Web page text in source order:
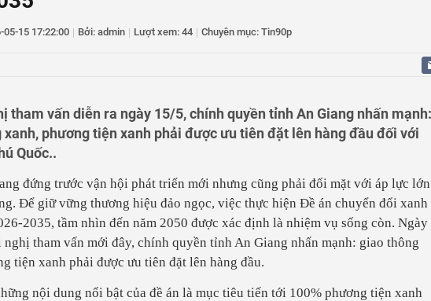
điều kiện
15 17:22:00 | Bởi: admin | Lượt xem: 44 | Chuyên mục: Tin90p
tham vấn diễn ra ngày 15/5, chính quyền tỉnh An Giang nhấn mạnh:
xanh, phương tiện xanh phải được ưu tiên đặt lên hàng đầu đối với
Quốc..
đứng trước vận hội phát triển mới nhưng cũng phải đối mặt với áp lực lớn
Để giữ vững thương hiệu đảo ngọc, việc thực hiện Đề án chuyển đổi xanh
2035, tầm nhìn đến năm 2050 được xác định là nhiệm vụ sống còn. Ngày
nghị tham vấn mới đây, chính quyền tỉnh An Giang nhấn mạnh: giao thông
tiện xanh phải được ưu tiên đặt lên hàng đầu.
nội dung nổi bật của đề án là mục tiêu tiến tới 100% phương tiện xanh